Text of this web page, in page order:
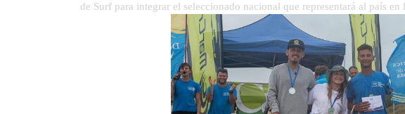
de Surf para integrar el seleccionado nacional que representará al país